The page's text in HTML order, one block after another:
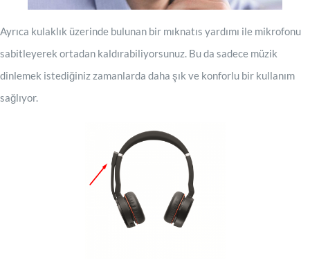
Ayrıca kulaklık üzerinde bulunan bir mıknatıs yardımı ile mikrofonu
sabitleyerek ortadan kaldırabiliyorsunuz. Bu da sadece müzik
dinlemek istediğiniz zamanlarda daha şık ve konforlu bir kullanım
sağlıyor.